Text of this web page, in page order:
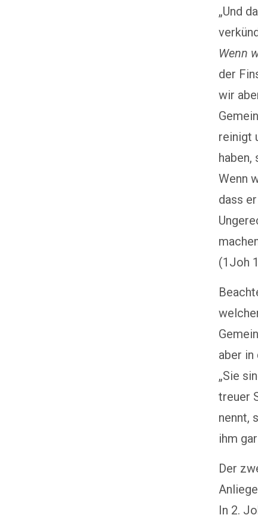
„Und
Wenn
der
wir
reinigt
haben,
Wenn
dass
(1Joh
aber in
„Sie
treuer
nennt,
ihm
Der
In 2.